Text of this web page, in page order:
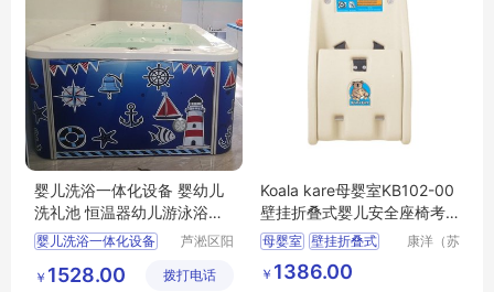
婴儿洗浴一体化设备 婴幼儿
洗礼池 恒温器幼儿游泳浴缸
宝宝缸按摩
婴儿洗浴一体化设备
恒温器幼儿游泳浴缸
芦淞区阳
童游泳馆
￥ 1528.00 拨打电话
Koala kare母婴室KB102-00
壁挂折叠式婴儿安全座椅考
拉婴儿护理台
母婴室 壁挂折叠式
婴儿安全座椅
康洋（苏
￥ 1386.00